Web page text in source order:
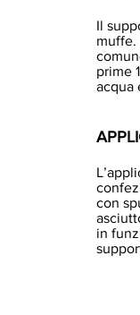
Il
muffe.
prime
acqua
con
in